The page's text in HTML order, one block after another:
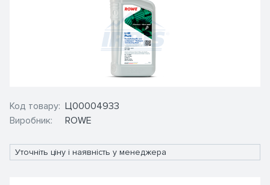
Код товару:
Виробник:
Ц00004933
ROWE
Уточніть ціну і наявність у менеджера